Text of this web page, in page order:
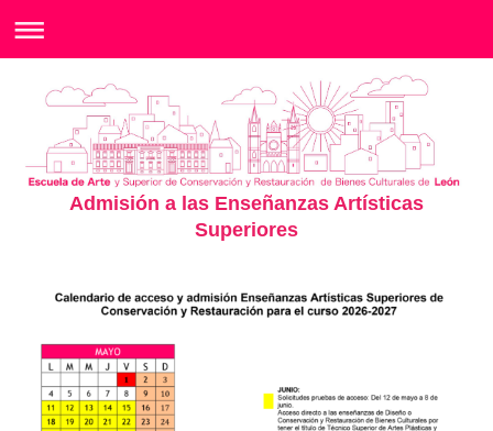
Admisión a las Enseñanzas Artísticas
Superiores